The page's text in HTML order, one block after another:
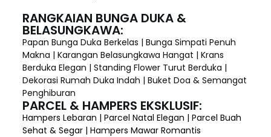
RANGKAIAN BUNGA DUKA &
BELASUNGKAWA:
Papan Bunga Duka Berkelas | Bunga Simpati Penuh
Makna | Karangan Belasungkawa Hangat | Krans
Berduka Elegan | Standing Flower Turut Berduka |
Dekorasi Rumah Duka Indah | Buket Doa & Semangat
Penghiburan
PARCEL & HAMPERS EKSKLUSIF:
Hampers Lebaran | Parcel Natal Elegan | Parcel Buah
Sehat & Segar | Hampers Mawar Romantis